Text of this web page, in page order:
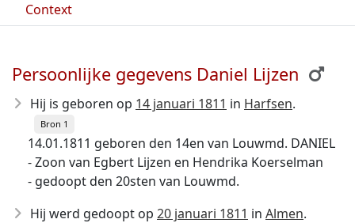
Context
Persoonlijke gegevens Daniel Lijzen
Hij is geboren op 14 januari 1811 in Harfsen.
Bron 1
14.01.1811 geboren den 14en van Louwmd. DANIEL
- Zoon van Egbert Lijzen en Hendrika Koerselman
- gedoopt den 20sten van Louwmd.
Hij werd gedoopt op 20 januari 1811 in Almen.